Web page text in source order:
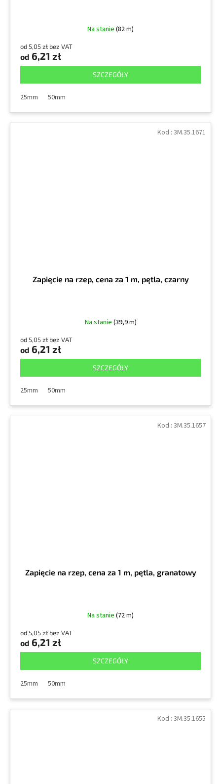
Na stanie (82 m)
od 5,05 zł bez VAT
od 6,21 zł
SZCZEGÓŁY
25mm 50mm
Zapięcie na rzep, cena za 1 m, pętla, czarny
Na stanie (39,9 m)
od 5,05 zł bez VAT
od 6,21 zł
SZCZEGÓŁY
25mm 50mm
Kod : 3M.35.1671
Zapięcie na rzep, cena za 1 m, pętla, granatowy
Na stanie (72 m)
od 5,05 zł bez VAT
od 6,21 zł
SZCZEGÓŁY
25mm 50mm
Kod : 3M.35.1657
Kod : 3M.35.1655